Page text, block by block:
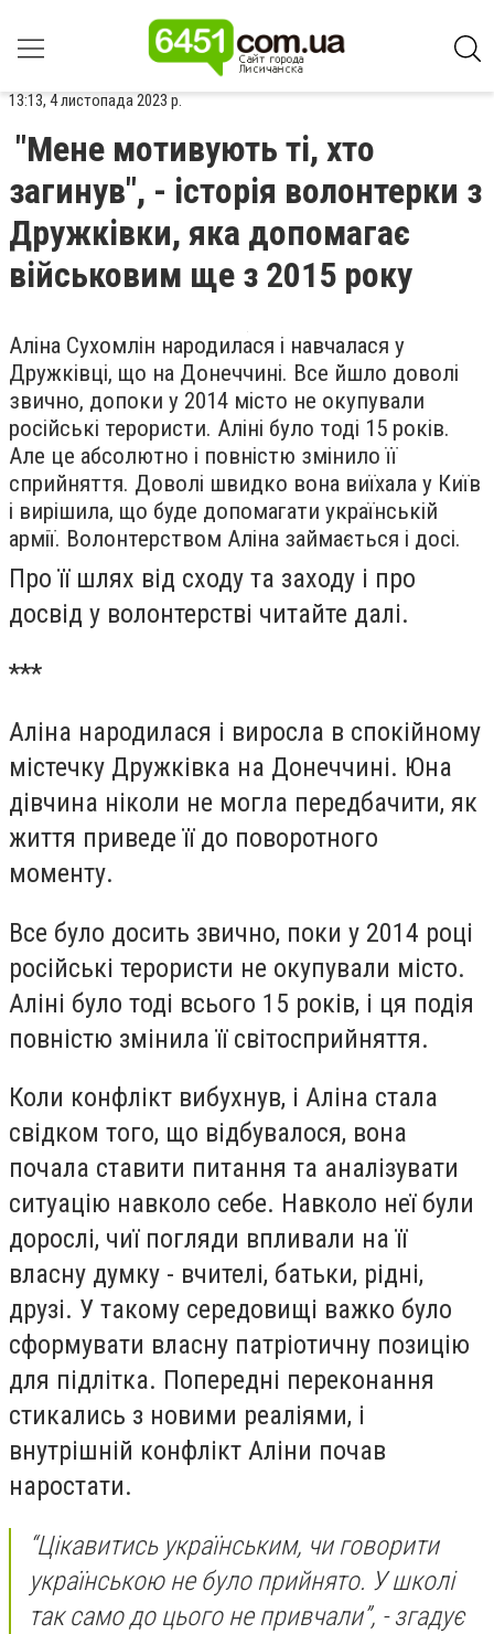
13:13, 4 листопада 2023 р.
"Мене мотивують ті, хто
загинув", - історія волонтерки з
Дружківки, яка допомагає
військовим ще з 2015 року
Аліна Сухомлін народилася і навчалася у
Дружківці, що на Донеччині. Все йшло доволі
звично, допоки у 2014 місто не окупували
російські терористи. Аліні було тоді 15 років.
Але це абсолютно і повністю змінило її
сприйняття. Доволі швидко вона виїхала у Київ
і вирішила, що буде допомагати українській
армії. Волонтерством Аліна займається і досі.
Про її шлях від сходу та заходу і про
досвід у волонтерстві читайте далі.
***
Аліна народилася і виросла в спокійному
містечку Дружківка на Донеччині. Юна
дівчина ніколи не могла передбачити, як
життя приведе її до поворотного
моменту.
Все було досить звично, поки у 2014 році
російські терористи не окупували місто.
Аліні було тоді всього 15 років, і ця подія
повністю змінила її світосприйняття.
Коли конфлікт вибухнув, і Аліна стала
свідком того, що відбувалося, вона
почала ставити питання та аналізувати
ситуацію навколо себе. Навколо неї були
дорослі, чиї погляди впливали на її
власну думку - вчителі, батьки, рідні,
друзі. У такому середовищі важко було
сформувати власну патріотичну позицію
для підлітка. Попередні переконання
стикались з новими реаліями, і
внутрішній конфлікт Аліни почав
наростати.
“Цікавитись українським, чи говорити
українською не було прийнято. У школі
так само до цього не привчали”, - згадує